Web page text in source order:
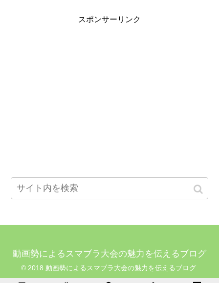
スポンサーリンク
動画勢によるスマブラ大会の魅力を伝えるブログ
© 2018 動画勢によるスマブラ大会の魅力を伝えるブログ.